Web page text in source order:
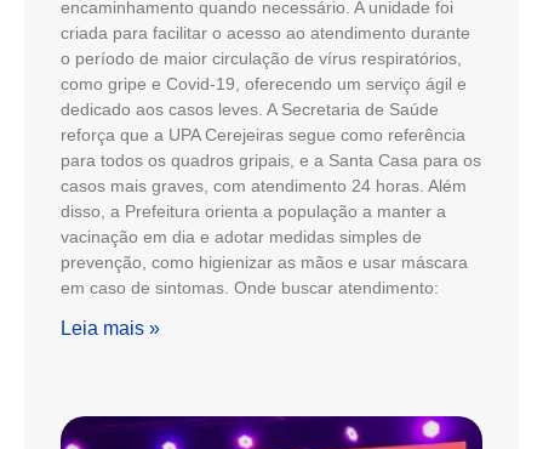
encaminhamento quando necessário. A unidade foi
criada para facilitar o acesso ao atendimento durante
o período de maior circulação de vírus respiratórios,
como gripe e Covid-19, oferecendo um serviço ágil e
dedicado aos casos leves. A Secretaria de Saúde
reforça que a UPA Cerejeiras segue como referência
para todos os quadros gripais, e a Santa Casa para os
casos mais graves, com atendimento 24 horas. Além
disso, a Prefeitura orienta a população a manter a
vacinação em dia e adotar medidas simples de
prevenção, como higienizar as mãos e usar máscara
em caso de sintomas. Onde buscar atendimento:
Leia mais »